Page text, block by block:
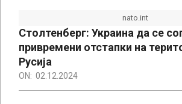
nato.int
Столтенберг: Украина да се
привремени отстапки на
Русија
ON: 02.12.2024